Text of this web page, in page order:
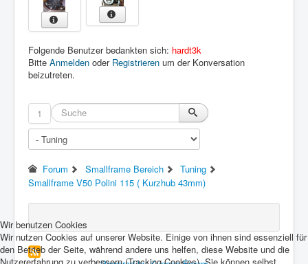
Folgende Benutzer bedankten sich: hardt3k
Bitte Anmelden oder Registrieren um der Konversation
beizutreten.
1
Forum Smallframe Bereich
Tuning
Smallframe V50 Polini 115 ( Kurzhub 43mm)
Wir benutzen Cookies
Wir nutzen Cookies auf unserer Website. Einige von ihnen sind essenziell für
den Betrieb der Seite, während andere uns helfen, diese Website und die